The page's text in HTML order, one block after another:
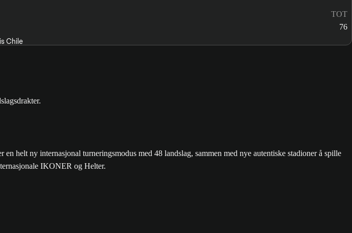
TOT
76
Chile
helt ny internasjonal turneringsmodus med 48 landslag, sammen med nye autentiske stadioner å spille
IKONER og Helter.